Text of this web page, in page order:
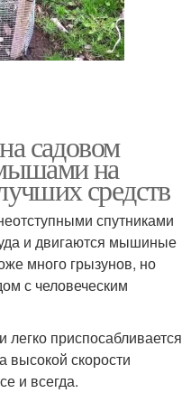
садовом
на
средств
спутниками
и двигаются мышиные
много грызунов, но
с человеческим
приспосабливается
высокой скорости
и всегда.